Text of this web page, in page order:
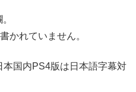
かれていません。
国内PS4版は日本語字幕対